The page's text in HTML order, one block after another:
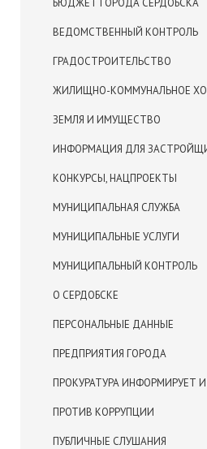
БЮДЖЕТ ГОРОДА СЕРДОБСКА
ВЕДОМСТВЕННЫЙ КОНТРОЛЬ
ГРАДОСТРОИТЕЛЬСТВО
ЖИЛИЩНО-КОММУНАЛЬНОЕ
ЗЕМЛЯ И ИМУЩЕСТВО
ИНФОРМАЦИЯ ДЛЯ
КОНКУРСЫ, НАЦПРОЕКТЫ
МУНИЦИПАЛЬНАЯ СЛУЖБА
МУНИЦИПАЛЬНЫЕ УСЛУГИ
МУНИЦИПАЛЬНЫЙ КОНТРОЛЬ
О СЕРДОБСКЕ
ПЕРСОНАЛЬНЫЕ ДАННЫЕ
ПРЕДПРИЯТИЯ ГОРОДА
ПРОКУРАТУРА ИНФОРМИРУЕТ И
ПРОТИВ КОРРУПЦИИ
ПУБЛИЧНЫЕ СЛУШАНИЯ